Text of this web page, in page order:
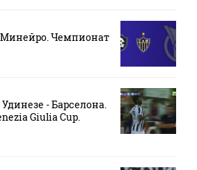
Чемпионат
- Барселона.
Giulia Cup.